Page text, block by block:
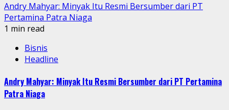
Andry Mahyar: Minyak Itu Resmi Bersumber dari PT
Pertamina Patra Niaga
1 min read
Bisnis
Headline
Andry Mahyar: Minyak Itu Resmi Bersumber dari PT Pertamina
Patra Niaga